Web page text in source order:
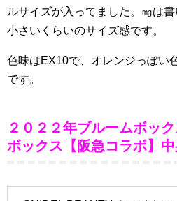
ルサイズが入ってました。㎎は
小さいくらいのサイズ感です。
色味はEX10で、オレンジっぽい
です。
２０２２年ブルームボッ
ボックス【阪急コラボ】